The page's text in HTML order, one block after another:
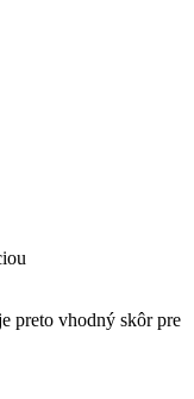
preto vhodný skôr pre